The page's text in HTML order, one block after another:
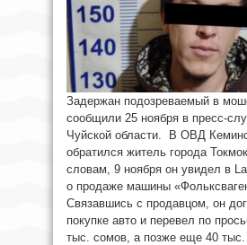
Задержан подозреваемый в
сообщили 25 ноября в пресс-
Чуйской области. В ОВД
обратился житель города
словам, 9 ноября он увидел в
о продаже машины
Связавшись с продавцом, он
покупке авто и перевел по
тыс. сомов, а позже еще 40